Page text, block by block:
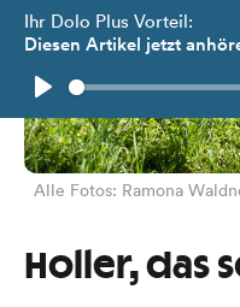
Ihr Dolo Plus Vorteil:
Diesen Artikel jetzt
Play
Alle Fotos: Ramona
Holler, das